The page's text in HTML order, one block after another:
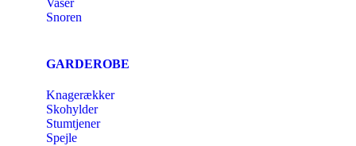
Snoren
GARDEROBE
Knagerækker
Skohylder
Stumtjener
Spejle